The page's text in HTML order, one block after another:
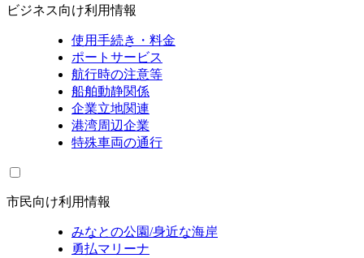
ビジネス向け利用情報
使用手続き・料金
ポートサービス
航行時の注意等
船舶動静関係
企業立地関連
港湾周辺企業
特殊車両の通行
市民向け利用情報
みなとの公園/身近な海岸
勇払マリーナ